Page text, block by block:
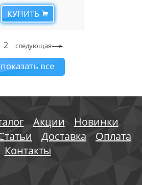
КУПИТЬ
2 следующая
показать все
Акции
Новинки
Доставка
Оплата
Контакты